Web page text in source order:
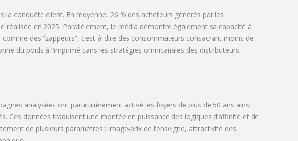
la conquête client. En moyenne, 26 % des acheteurs générés par les
réalisée en 2025. Parallèlement, le média démontre également sa capacité à
des “zappeurs”, c’est-à-dire des consommateurs consacrant moins de
du poids à l’imprimé dans les stratégies omnicanales des distributeurs,
analysées ont particulièrement activé les foyers de plus de 50 ans ainsi
données traduisent une montée en puissance des logiques d’affinité et de
de plusieurs paramètres : image-prix de l’enseigne, attractivité des